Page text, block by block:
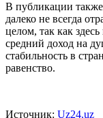
В публикации
далеко не всегда
целом, так как
средний доход на
стабильность в
равенство.
Источник: Uz24.uz